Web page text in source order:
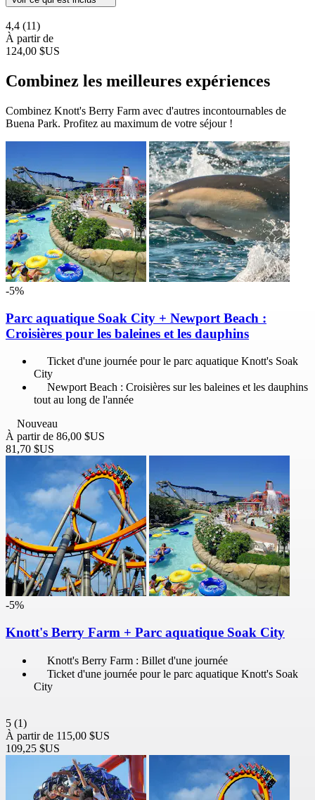
4,4 (11)
À partir de
124,00 $US
Combinez les meilleures expériences
Combinez Knott's Berry Farm avec d'autres incontournables de
Buena Park. Profitez au maximum de votre séjour !
-5%
Parc aquatique Soak City + Newport Beach :
Croisières pour les baleines et les dauphins
Ticket d'une journée pour le parc aquatique Knott's Soak
City
Newport Beach : Croisières sur les baleines et les dauphins
tout au long de l'année
Nouveau
À partir de 86,00 $US
81,70 $US
-5%
Knott's Berry Farm + Parc aquatique Soak City
Knott's Berry Farm : Billet d'une journée
Ticket d'une journée pour le parc aquatique Knott's Soak
City
5 (1)
À partir de 115,00 $US
109,25 $US